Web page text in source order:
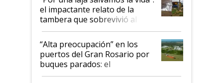
el impactante relato de la
tambera que sobrevivió al
tornado
“Alta preocupación” en los
puertos del Gran Rosario por
buques parados: el
funcionamiento de las